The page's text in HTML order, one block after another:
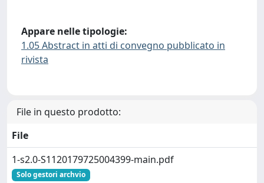
Appare nelle tipologie:
1.05 Abstract in atti di convegno pubblicato in
rivista
File in questo prodotto:
File
1-s2.0-S1120179725004399-main.pdf
Solo gestori archvio